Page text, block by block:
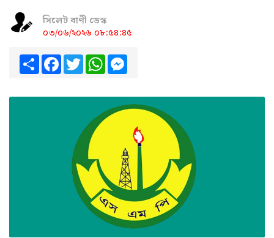
সিলেট বাণী ডেস্ক
০৩/০৬/২০২৬ ০৮:৫৪:৪৫
ShareFacebook
TwitterWhatsApp